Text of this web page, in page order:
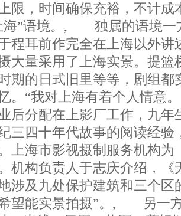
限，时间确保充裕，不计成
海”语境。, 独属的语境一
程耳前作完全在上海以外讲
大量采用了上海实景。提
期的日式旧里等等，剧组都
。“我对上海有着个人情意
后分配在上影厂工作，九年
三四十年代故事的阅读经验
上海市影视摄制服务机构为
机构负责人于志庆介绍，《
涉及九处保护建筑和三个区
望能实景拍摄”。, 另一